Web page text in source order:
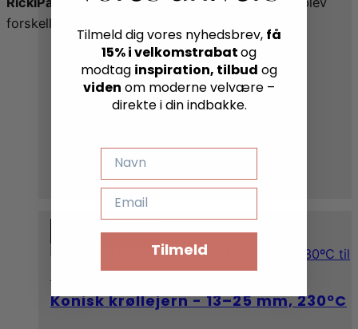
forskellen i hver eneste børstning.
Du sparer 70%
Konisk krøllejern - 13–25 mm, 230ºC
Tilmeld dig vores nyhedsbrev,få
15% i velkomstrabatog
modtaginspiration, tilbudog
videnom moderne velvære –
direkte i din indbakke.
NAVN
EMAIL
Tilmeld